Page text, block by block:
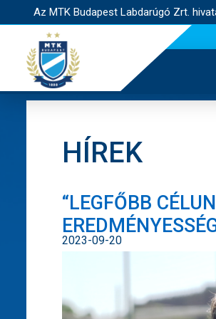
Az MTK Budapest Labdarúgó Zrt.
HÍREK
“LEGFŐBB
2023-09-20